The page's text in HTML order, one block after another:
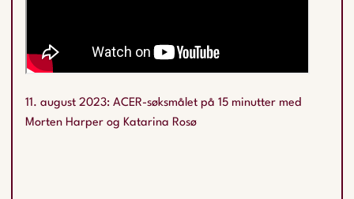
11. august 2023: ACER-søksmålet på 15 minutter med
Morten Harper og Katarina Rosø